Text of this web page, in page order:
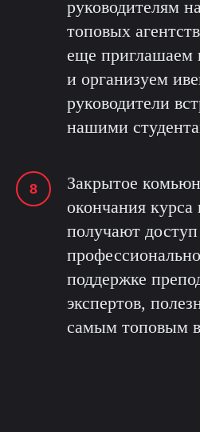
руководителям
топовых
еще приглашаем
и организуем
руководители
нашими
Закрытое
окончания курса
получают
поддержке
экспертов,
самым топовым